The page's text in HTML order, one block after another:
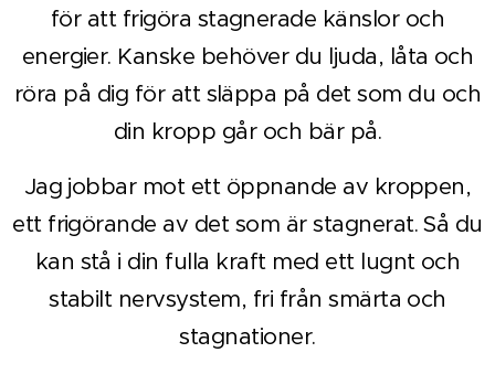
för att frigöra stagnerade känslor och
energier. Kanske behöver du ljuda, låta och
röra på dig för att släppa på det som du och
din kropp går och bär på.
Jag jobbar mot ett öppnande av kroppen,
ett frigörande av det som är stagnerat. Så du
kan stå i din fulla kraft med ett lugnt och
stabilt nervsystem, fri från smärta och
stagnationer.